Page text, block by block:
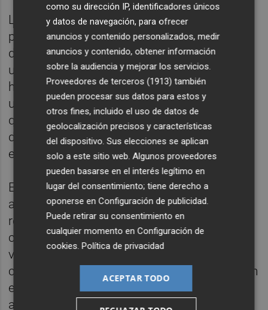
La utilización de césped artificial instalado
permite un uso intensivo de la instalación a
diferencia del césped natural cuya ratio de
utilización máxima está en torno a las 10
horas semanales. El nuevo césped posee
unas características técnicas y mecánicas
que lo hacen mas apto para la práctica
deportiva que el pavimento deteriorado
existente.
El de Gran Vía es un complejo creado en los
años 80 en el que se acometió una
remodelación importante en el año 2009
consistente en la construcción de
vestuarios, oficina, cafetería y pabellón
cubierto, la instalación de césped artificial en
el campo de fútbol existente y el
acondicionamiento de los espacios
como su dirección IP, identificadores únicos
y datos de navegación, para ofrecer
anuncios y contenido personalizados, medir
anuncios y contenido, obtener información
sobre la audiencia y mejorar los servicios.
Proveedores de terceros (1913) también
pueden procesar sus datos para estos y
otros fines, incluido el uso de datos de
geolocalización precisos y características
del dispositivo. Sus elecciones se aplican
solo a este sitio web. Algunos proveedores
pueden basarse en el interés legítimo en
lugar del consentimiento; tiene derecho a
oponerse enConfiguración de publicidad
Puede retirar su consentimiento en
cualquier momento enConfiguración de
cookies .Política de privacidad
ACEPTAR TODO